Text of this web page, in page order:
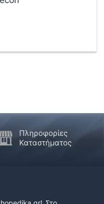
Πληροφορίες
Καταστήματος